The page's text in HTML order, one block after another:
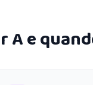
A e